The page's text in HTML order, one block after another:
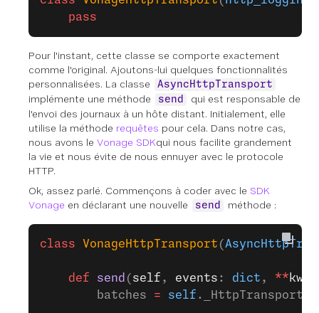
    pass
Pour l'instant, cette classe se comporte exactement
comme l'original. Ajoutons-lui quelques fonctionnalités
personnalisées. La classe
AsyncHttpTransport
implémente une méthode send
qui est responsable de
l'envoi des journaux à un hôte distant. Initialement, elle
utilise la méthode requêtes pour cela. Dans notre cas,
nous avons le Vonage SDKqui nous facilite grandement
la vie et nous évite de nous ennuyer avec le protocole
HTTP.
Ok, assez parlé. Commençons à coder avec le SDK
Vonage en déclarant une nouvelle send méthode :
class VonageHttpTransport (
    def
send ( self , events : dict , **
        batches
= self